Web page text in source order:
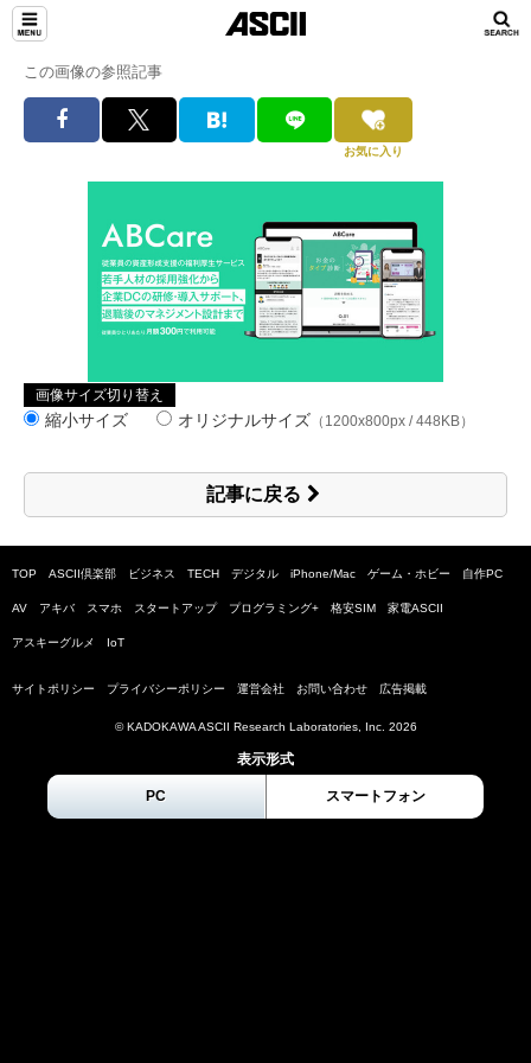
この画像の参照記事
お気に入り
画像サイズ切り替え
縮小サイズ オリジナルサイズ （1200x800px / 448KB）
記事に戻る
TOP ASCII倶楽部 ビジネス TECH デジタル iPhone/Mac ゲーム・ホビー 自作PC
AV アキバ スマホ スタートアップ プログラミング+ 格安SIM 家電ASCII
アスキーグルメ IoT
サイトポリシー プライバシーポリシー 運営会社 お問い合わせ 広告掲載
© KADOKAWA ASCII Research Laboratories, Inc. 2026
表示形式
PC スマートフォン